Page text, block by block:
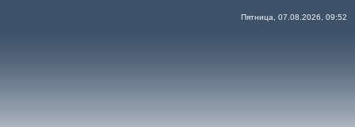
Пятница, 07.08.2026, 09:52